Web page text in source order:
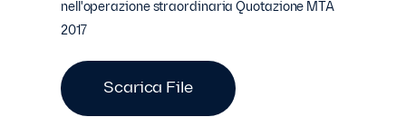
nell'operazione straordinaria Quotazione MTA
2017
Scarica File